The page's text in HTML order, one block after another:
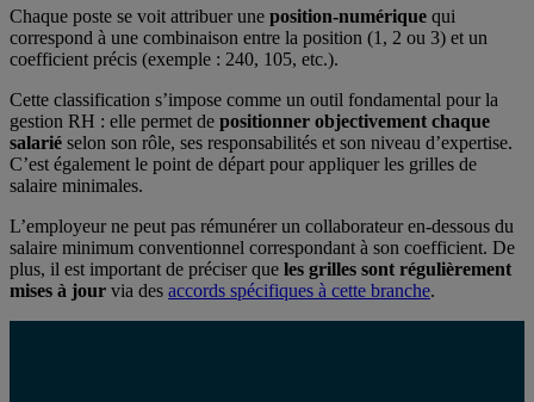
Chaque poste se voit attribuer une position-numérique qui
correspond à une combinaison entre la position (1, 2 ou 3) et un
coefficient précis (exemple : 240, 105, etc.).
Cette classification s’impose comme un outil fondamental pour la
gestion RH : elle permet de positionner objectivement chaque
salarié selon son rôle, ses responsabilités et son niveau d’expertise.
C’est également le point de départ pour appliquer les grilles de
salaire minimales.
L’employeur ne peut pas rémunérer un collaborateur en-dessous du
salaire minimum conventionnel correspondant à son coefficient. De
plus, il est important de préciser que les grilles sont régulièrement
mises à jour via des accords spécifiques à cette branche.